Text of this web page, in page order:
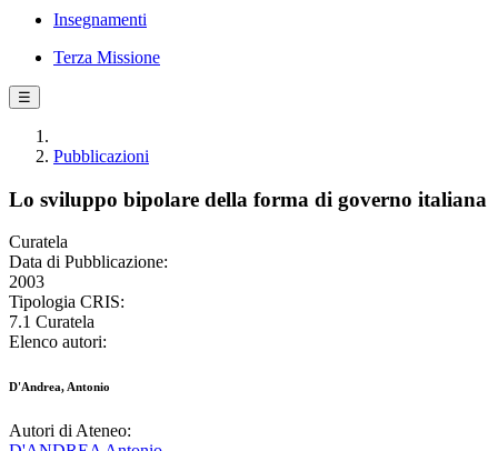
Insegnamenti
Terza Missione
☰
Pubblicazioni
Lo sviluppo bipolare della forma di governo italiana
Curatela
Data di Pubblicazione:
2003
Tipologia CRIS:
7.1 Curatela
Elenco autori:
D'Andrea, Antonio
Autori di Ateneo: